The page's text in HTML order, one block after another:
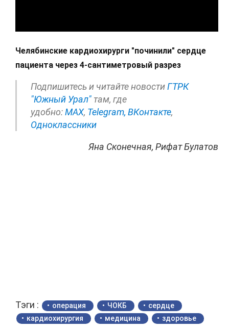
Челябинские кардиохирурги "починили" сердце
пациента через 4-сантиметровый разрез
Подпишитесь и читайте новостиГТРК
"Южный Урал" там, где
удобно:МАХ, Telegram, ВКонтакте,
Одноклассники
Яна Сконечная, Рифат Булатов
Тэги : операция ЧОКБ
сердце
кардиохирургия
медицина здоровье